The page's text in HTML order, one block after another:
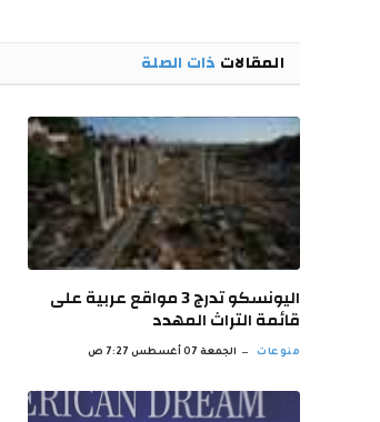
المقالات ذات الصلة
اليونسكو تدرج 3 مواقع عربية على
قائمة التراث المهدد
منوعات الجمعة 07 أغسطس 7:27 ص